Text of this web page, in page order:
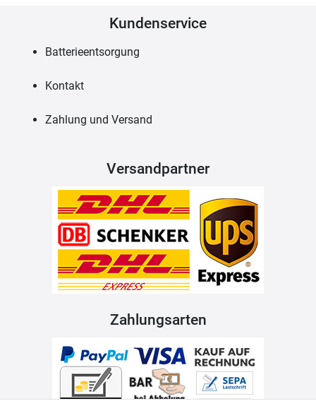
Kundenservice
Batterieentsorgung
Kontakt
Zahlung und Versand
Versandpartner
Zahlungsarten